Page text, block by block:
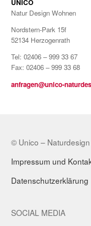
UNICO
Natur Design Wohnen
Nordstern-Park 15f
52134 Herzogenrath
Tel: 02406 – 999 33 67
Fax: 02406 – 999 33 68
anfragen@unico-
© Unico –
Impressum und
Datenschutzerklärung
SOCIAL MEDIA